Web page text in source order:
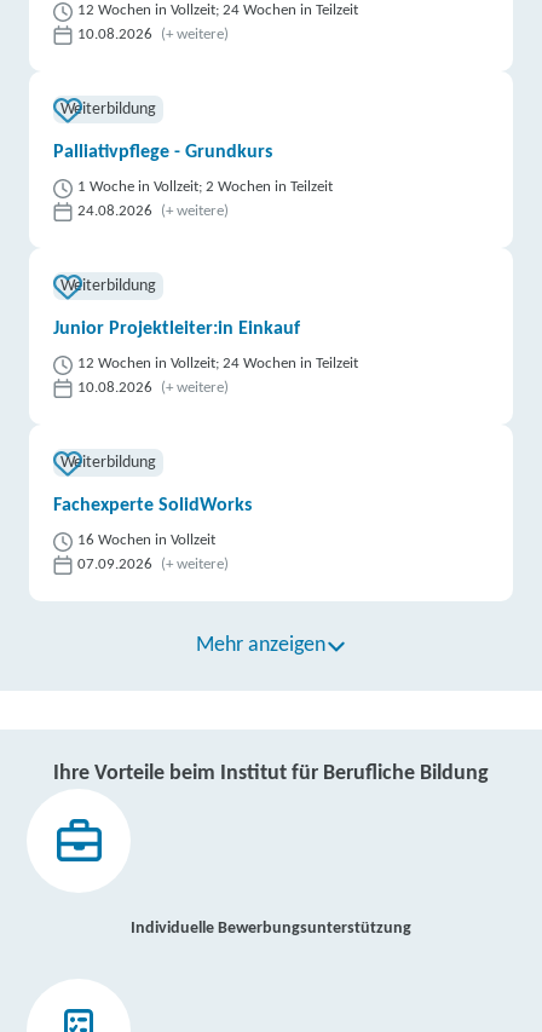
12 Wochen in Vollzeit; 24 Wochen in Teilzeit
10.08.2026
(+ weitere)
Weiterbildung
Palliativpflege - Grundkurs
1 Woche in Vollzeit; 2 Wochen in Teilzeit
24.08.2026
(+ weitere)
Weiterbildung
Junior Projektleiter:in Einkauf
12 Wochen in Vollzeit; 24 Wochen in Teilzeit
10.08.2026
(+ weitere)
Weiterbildung
Fachexperte SolidWorks
16 Wochen in Vollzeit
07.09.2026
(+ weitere)
Mehr anzeigen
Ihre Vorteile beim Institut für Berufliche Bildung
Individuelle Bewerbungsunterstützung